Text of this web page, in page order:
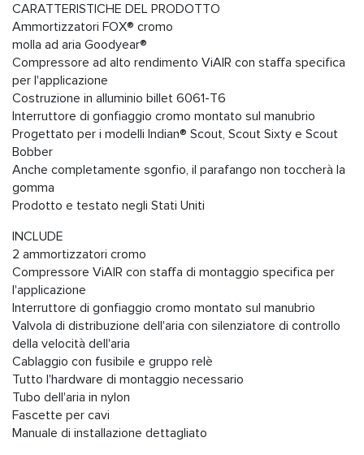
CARATTERISTICHE DEL PRODOTTO
Ammortizzatori FOX® cromo
molla ad aria Goodyear®
Compressore ad alto rendimento ViAIR con staffa specifica
per l'applicazione
Costruzione in alluminio billet 6061-T6
Interruttore di gonfiaggio cromo montato sul manubrio
Progettato per i modelli Indian® Scout, Scout Sixty e Scout
Bobber
Anche completamente sgonfio, il parafango non toccherà la
gomma
Prodotto e testato negli Stati Uniti
INCLUDE
2 ammortizzatori cromo
Compressore ViAIR con staffa di montaggio specifica per
l'applicazione
Interruttore di gonfiaggio cromo montato sul manubrio
Valvola di distribuzione dell'aria con silenziatore di controllo
della velocità dell'aria
Cablaggio con fusibile e gruppo relè
Tutto l'hardware di montaggio necessario
Tubo dell'aria in nylon
Fascette per cavi
Manuale di installazione dettagliato